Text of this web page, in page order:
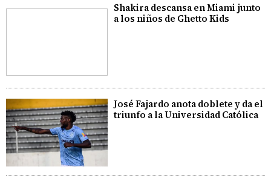
Shakira descansa en Miami junto
a los niños de Ghetto Kids
José Fajardo anota doblete y da el
triunfo a la Universidad Católica